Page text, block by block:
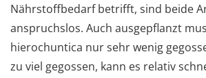
Nährstoffbedarf betrifft, sind beide
anspruchslos. Auch ausgepflanzt
hierochuntica nur sehr wenig
zu viel gegossen, kann es relativ